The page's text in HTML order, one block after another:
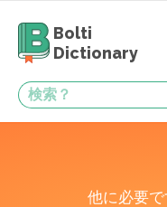
Bolti
Dictionary
他に必要